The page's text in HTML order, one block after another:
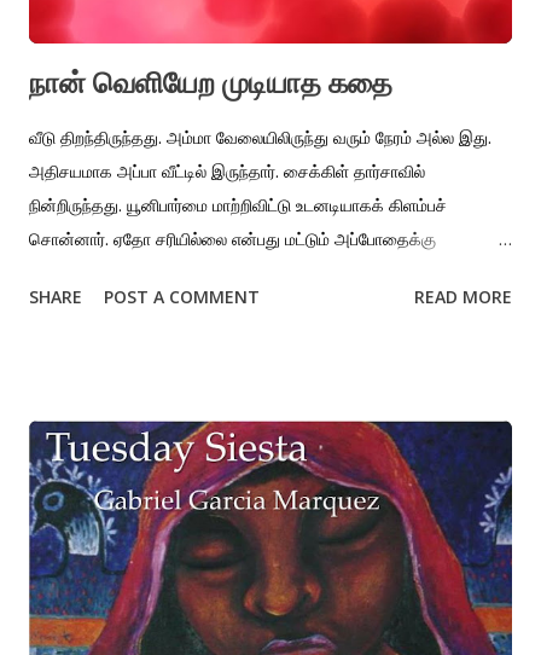
நான் வெளியேற முடியாத கதை
வீடு திறந்திருந்தது. அம்மா வேலையிலிருந்து வரும் நேரம் அல்ல இது.
அதிசயமாக அப்பா வீட்டில் இருந்தார். சைக்கிள் தார்சாவில்
நின்றிருந்தது. யூனிபார்மை மாற்றிவிட்டு உடனடியாகக் கிளம்பச்
சொன்னார். ஏதோ சரியில்லை என்பது மட்டும் அப்போதைக்கு
கடக்கும்போதுதான், அம்மாவுக்கு உடம்பு சரியில்லை என்று சொன்னார்.
போய்விடுவாள். என்.ஜி.ஓ காலனி மாமா வீட்டிலிருந்து ஒரு நாள் இரவு
சாப்பிட்டுத் திரும்பும்போது கோவில் வாசலில் வண்டி நிற்கும்போது
மயங்கி தெருவிலேயே விழுந்து விட்டாள். அங்குள்ள கடைக்காரர்கள்
தான் முதலுதவி செய்து அனுப்பிவைத்தார்கள். அம்மாவுக்கு எப்போது
வயிற்றுவலி வருமோ என்று எனக்கு எப்போதும் பயமாகவே இருக்கும்.
இரண்டு மாதத்திற்கு முன்புகூட ஹைகிரவுண்ட் ஆஸ்பத்திரியில் இரண்டு
நாட்கள் இருந்துவிட்டு வந்தாள். ஒரு நாள் இரவு நானும் அப்பாவும்
SHARE POST A COMMENT READ MORE